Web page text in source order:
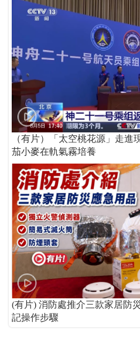
（有片）「太空桃花源」走進
茄小麥在軌氣霧培養
(有片) 消防處推介三款家居
記操作步驟